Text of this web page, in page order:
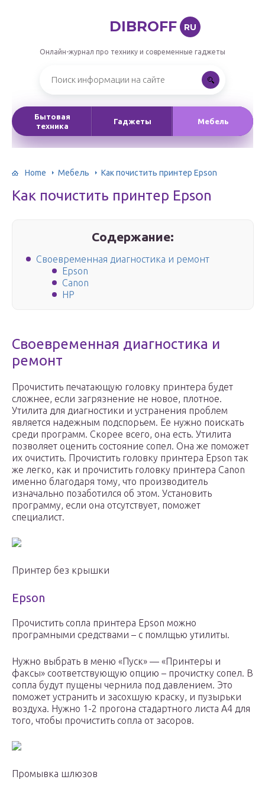
DIBROFF RU
Онлайн-журнал про технику и современные гаджеты
Бытовая
техника
Гаджеты Мебель
Home Мебель Как почистить принтер Epson
Как почистить принтер Epson
Содержание:
Своевременная диагностика и ремонт
Epson
Canon
HP
Своевременная диагностика и
ремонт
Прочистить печатающую головку принтера будет
сложнее, если загрязнение не новое, плотное.
Утилита для диагностики и устранения проблем
является надежным подспорьем. Ее нужно поискать
среди программ. Скорее всего, она есть. Утилита
позволяет оценить состояние сопел. Она же поможет
их очистить. Прочистить головку принтера Epson так
же легко, как и прочистить головку принтера Canon
именно благодаря тому, что производитель
изначально позаботился об этом. Установить
программу, если она отсутствует, поможет
специалист.
Принтер без крышки
Epson
Прочистить сопла принтера Epson можно
програмными средствами – с помлщью утилиты.
Нужно выбрать в меню «Пуск» — «Принтеры и
факсы» соответствующую опцию – прочистку сопел. В
сопла будут пущены чернила под давлением. Это
поможет устранить и засохшую краску, и пузырьки
воздуха. Нужно 1-2 прогона стадартного листа А4 для
того, чтобы прочистить сопла от засоров.
Промывка шлюзов